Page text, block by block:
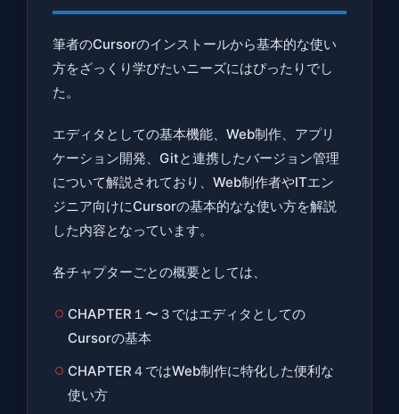
筆者のCursorのインストールから基本的な使い
方をざっくり学びたいニーズにはぴったりでし
た。
エディタとしての基本機能、Web制作、アプリ
ケーション開発、Gitと連携したバージョン管理
について解説されており、Web制作者やITエン
ジニア向けにCursorの基本的なな使い方を解説
した内容となっています。
各チャプターごとの概要としては、
CHAPTER１〜３ではエディタとしての
Cursorの基本
CHAPTER４ではWeb制作に特化した便利な
使い方